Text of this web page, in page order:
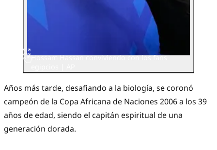
Hossam Hassan conviviendo con los fans
Años más tarde, desafiando a la biología, se coronó
campeón de la Copa Africana de Naciones 2006 a los 39
años de edad, siendo el capitán espiritual de una
generación dorada.